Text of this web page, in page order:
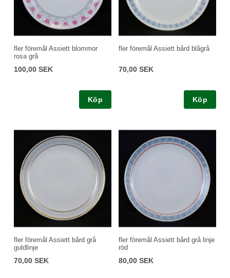
fler föremål Assiett blommor
rosa grå
100,00 SEK
Köp
fler föremål Assiett bård blågrå
70,00 SEK
Köp
fler föremål Assiett bård grå
guldlinje
70,00 SEK
fler föremål Assiett bård grå linje
röd
80,00 SEK